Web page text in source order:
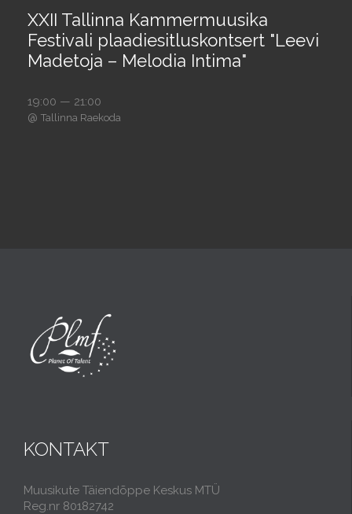
XXII Tallinna Kammermuusika
Festivali plaadiesitluskontsert "Leevi
Madetoja – Melodia Intima"
19:00 — 21:00
@ Tallinna Raekoda
KONTAKT
Muusikute Täiendõppe Keskus MTÜ
Reg.nr 80182742